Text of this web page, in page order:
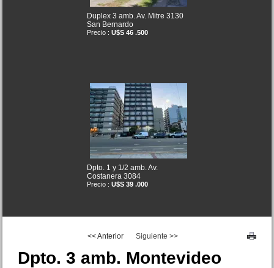
Duplex 3 amb. Av. Mitre 3130
San Bernardo
Precio : U$S 46 .500
Dpto. 1 y 1/2 amb. Av.
Costanera 3084
Precio : U$S 39 .000
<< Anterior Siguiente >>
Dpto. 3 amb. Montevideo